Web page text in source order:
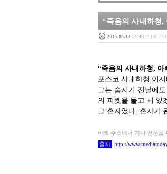
“죽음의 사내하청,
2015.05.13 14:40
“죽음의 사내하청,
포스코 사내하청 이
그는 숨지기 전날에
의 피켓을 들고 서 있
그 혼자였다. 혼자가
아래 주소에서 기사 전문을
출처
http://